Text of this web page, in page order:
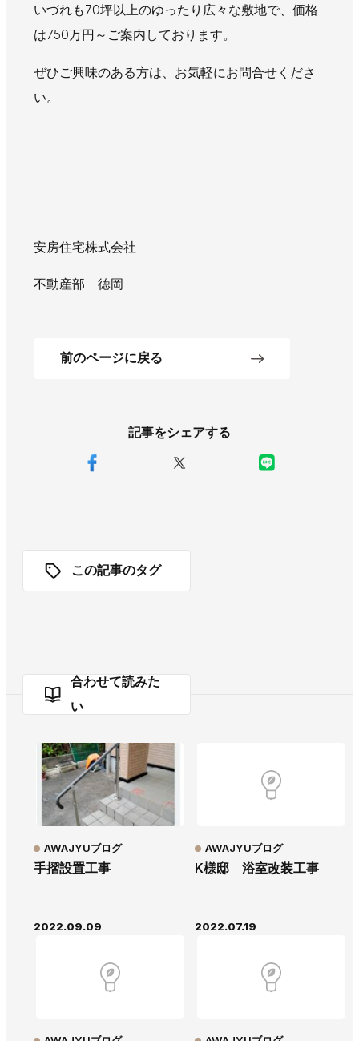
記事をシェアする
いづれも70坪以上のゆったり広々な敷地で、価格
は750万円～ご案内しております。
ぜひご興味のある方は、お気軽にお問合せくださ
い。
安房住宅株式会社
不動産部 徳岡
前のページに戻る
この記事のタグ
合わせて読みた
い
手摺設置工事
AWAJYUブログ
2022.09.09
K様邸 浴室改装工事
AWAJYUブログ
2022.07.19